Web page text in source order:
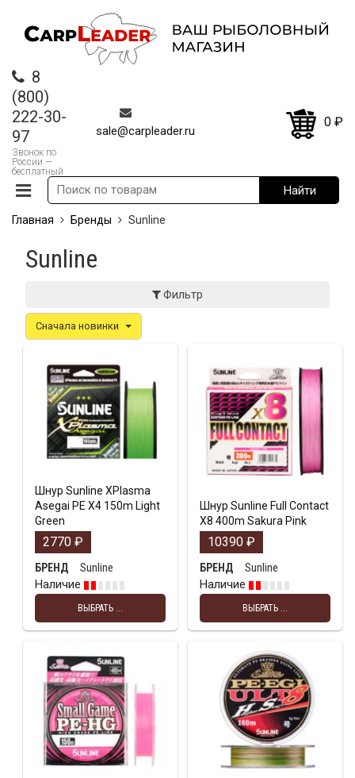
8
(800)
222-30-
97
Звонок по
России —
бесплатный
sale@carpleader.ru
0 ₽
Главная Бренды Sunline
Sunline
Фильтр
Сначала новинки
Шнур Sunline XPlasma
Asegai PE X4 150m Light
Green
2770 ₽
БРЕНД
Sunline
Наличие
ВЫБРАТЬ ...
Шнур Sunline Full Contact
X8 400m Sakura Pink
10390 ₽
БРЕНД
Sunline
Наличие
ВЫБРАТЬ ...